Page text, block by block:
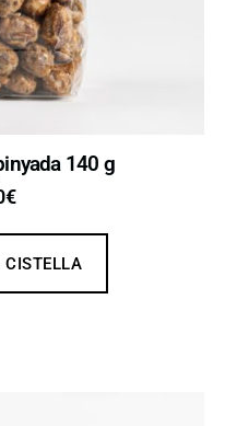
140 g
€
CISTELLA